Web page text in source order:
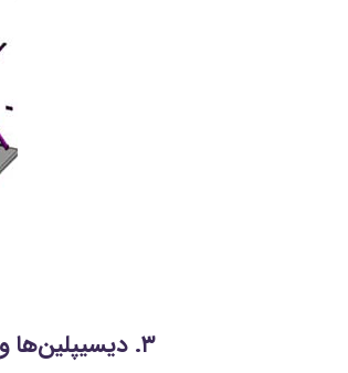
۳. دیسیپلین‌ها و سیستم‌های تاسیساتی (Disciplines)